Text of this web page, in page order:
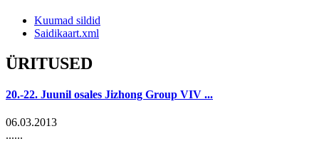
Kuumad sildid
Saidikaart.xml
ÜRITUSED
20.-22. Juunil osales Jizhong Group VIV ...
06.03.2013
......